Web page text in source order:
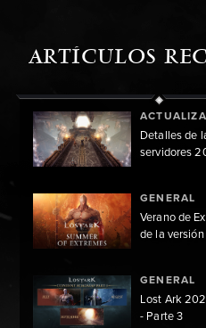
ARTÍCULOS
Detalles de
servidores
GENERAL
Verano de
de la versión
GENERAL
Lost Ark
- Parte 3